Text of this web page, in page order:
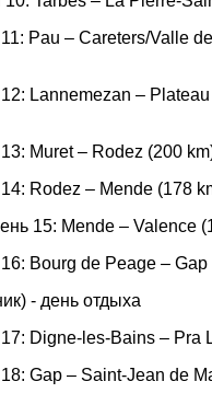
Pau – Careters/Valle
Lannemezan –
Muret – Rodez (200
Rodez – Mende (178
15: Mende – Valence
Bourg de Peage – Gap
- день отдыха
Digne-les-Bains – Pra
Gap – Saint-Jean de